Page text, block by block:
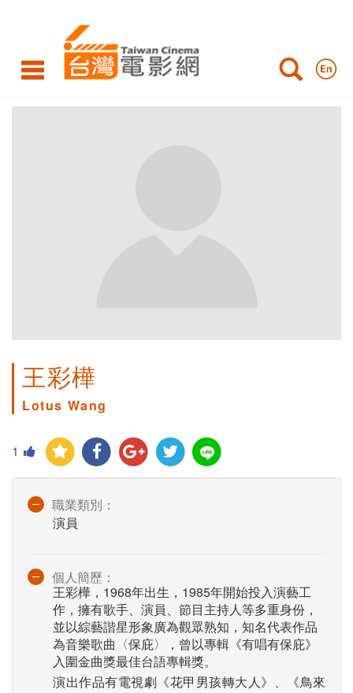
王彩樺
Lotus Wang
1
職業類別：
演員
個人簡歷：
王彩樺，1968年出生，1985年開始投入演藝工
作，擁有歌手、演員、節目主持人等多重身份，
並以綜藝諧星形象廣為觀眾熟知，知名代表作品
為音樂歌曲〈保庇〉，曾以專輯《有唱有保庇》
入圍金曲獎最佳台語專輯獎。
演出作品有電視劇《花甲男孩轉大人》、《鳥來